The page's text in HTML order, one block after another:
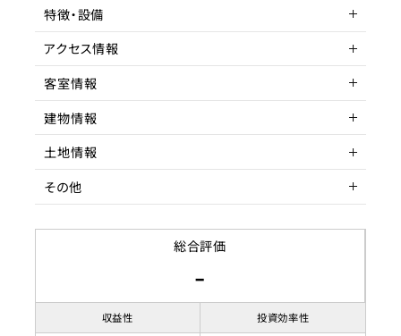
稼働率
ヴィラ
特徴・設備
駐車場
アクセス情報
所在地
東京都葛飾区堀切
アクセス
京成本線 堀切菖蒲園 徒
駅までの距離
客室情報
客室数
1室
延床面積
128.55㎡
収容人数
建物情報
建物構造
木造
階数
3F
築年数
2025年7月
土地情報
土地権利
所有権
土地面積
82.72
用途地域
1種住居
その他
賃貸借契約形態
賃料
総合評価
-
収益性 投資効率性